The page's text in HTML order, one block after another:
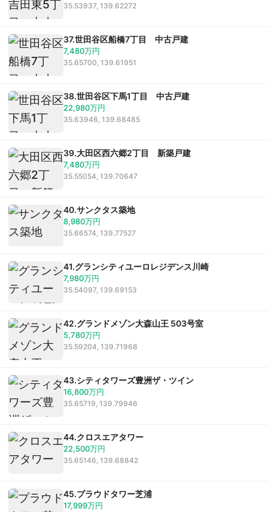
35.53937, 139.62272
37.世田谷区船橋7丁目 中古戸建
7,480万円
35.65700, 139.61951
38.世田谷区下馬1丁目 中古戸建
22,980万円
35.63946, 139.68485
39.大田区西六郷2丁目 新築戸建
7,480万円
35.55054, 139.70647
40.サンクタス築地
8,980万円
35.66574, 139.77527
41.グランシティユーロレジデンス川崎
7,980万円
35.54097, 139.69153
42.グランドメゾン大森山王 503号室
5,780万円
35.59204, 139.71968
43.シティタワーズ豊洲ザ・ツイン
16,800万円
35.65719, 139.79946
44.クロスエアタワー
22,500万円
35.65146, 139.68842
45.プラウドタワー芝浦
17,999万円